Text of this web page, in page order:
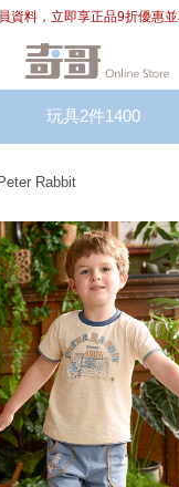
資料，立即享正品9折優惠並
玩具2件1400
Peter Rabbit